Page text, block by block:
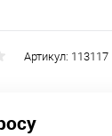
Артикул: 113117